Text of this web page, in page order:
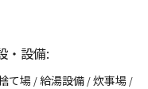
・設備:
て場 /給湯設備 /炊事場 /